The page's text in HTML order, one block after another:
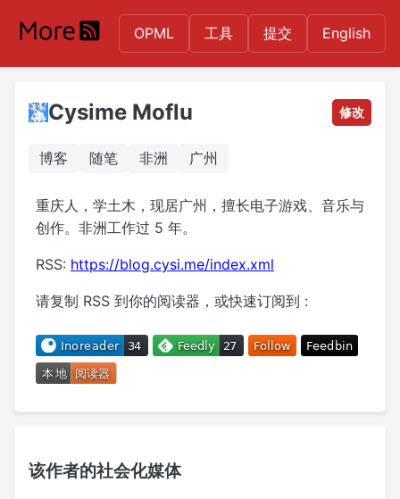
OPML 工具 提交 English
Cysime Moflu 修改
博客 随笔 非洲 广州
重庆人，学土木，现居广州，擅长电子游戏、音乐与
创作。非洲工作过 5 年。
RSS: https://blog.cysi.me/index.xml
请复制 RSS 到你的阅读器，或快速订阅到 :
该作者的社会化媒体